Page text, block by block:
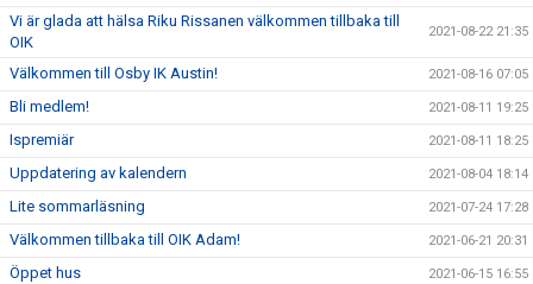
Vi är glada att hälsa Riku Rissanen välkommen tillbaka till
OIK
2021-08-22 21:35
Välkommen till Osby IK Austin! 2021-08-16 07:05
Bli medlem! 2021-08-11 19:25
Ispremiär 2021-08-11 18:25
Uppdatering av kalendern 2021-08-04 18:14
Lite sommarläsning 2021-07-24 17:28
Välkommen tillbaka till OIK Adam! 2021-06-21 20:31
Öppet hus 2021-06-15 16:55